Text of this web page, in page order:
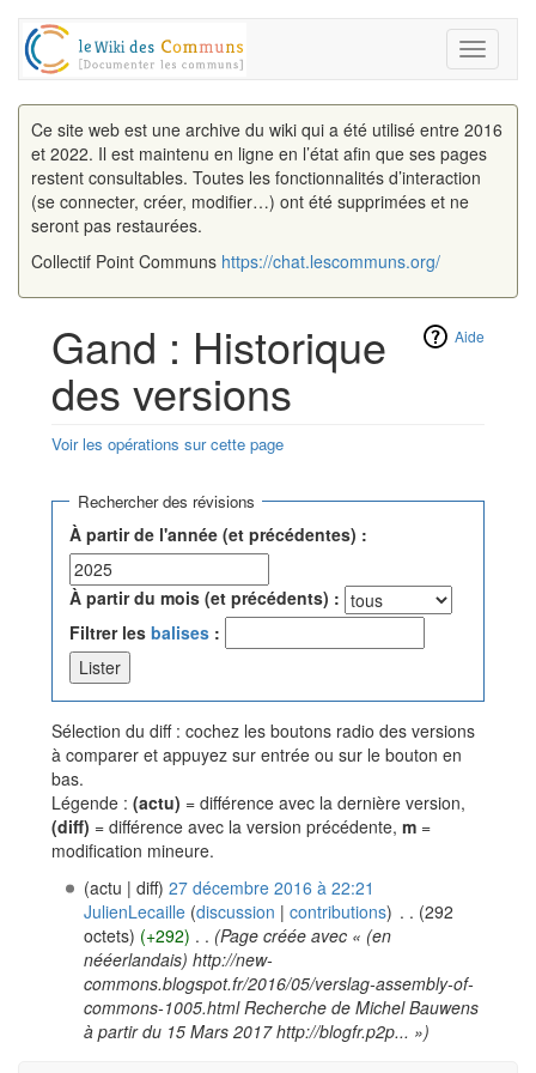
Toggle
Ce site web est une archive du wiki qui a été utilisé entre 2016
et 2022. Il est maintenu en ligne en l’état afin que ses pages
restent consultables. Toutes les fonctionnalités d’interaction
(se connecter, créer, modifier…) ont été supprimées et ne
seront pas restaurées.
Collectif Point Communs https://chat.lescommuns.org/
Aide
Gand : Historique
des versions
Voir les opérations sur cette page
Rechercher des révisions
À partir de l'année (et précédentes) :
À partir du mois (et précédents) :
Filtrer les balises :
Sélection du diff : cochez les boutons radio des versions
à comparer et appuyez sur entrée ou sur le bouton en
bas.
Légende : (actu) = différence avec la dernière version,
(diff) = différence avec la version précédente, m =
modification mineure.
(actu | diff) 27 décembre 2016 à 22:21
JulienLecaille (discussion | contributions) . . (292
octets) (+292) . . (Page créée avec « (en
nééerlandais) http://new-
commons.blogspot.fr/2016/05/verslag-assembly-of-
commons-1005.html Recherche de Michel Bauwens
à partir du 15 Mars 2017 http://blogfr.p2p... »)